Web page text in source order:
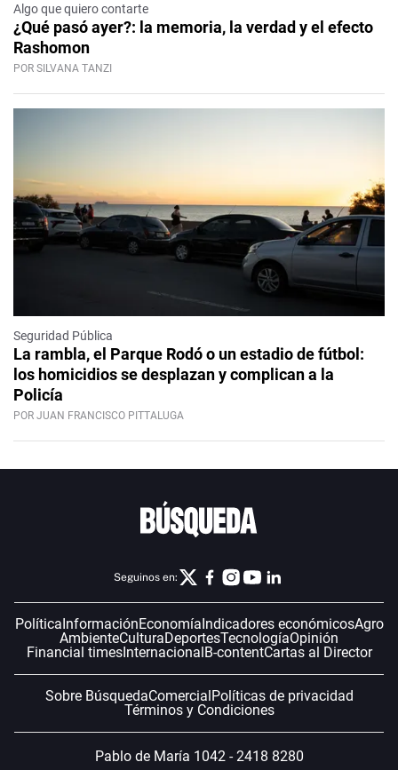
Algo que quiero contarte
¿Qué pasó ayer?: la memoria, la verdad y el efecto
Rashomon
POR SILVANA TANZI
Seguridad Pública
La rambla, el Parque Rodó o un estadio de fútbol:
los homicidios se desplazan y complican a la
Policía
POR JUAN FRANCISCO PITTALUGA
Seguinos en:
Política InformaciónEconomía Indicadores económicosAgro
AmbienteCulturaDeportesTecnologíaOpinión
Financial timesInternacional B-contentCartas al Director
Sobre BúsquedaComercial Políticas de privacidad
Términos y Condiciones
Pablo de María 1042 - 2418 8280